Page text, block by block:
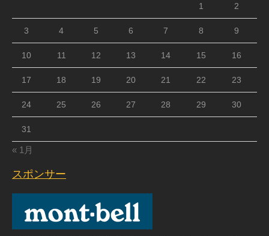
1 2
3 4 5 6 7 8 9
10 11 12 13 14 15 16
17 18 19 20 21 22 23
24 25 26 27 28 29 30
31
« 1月
スポンサー